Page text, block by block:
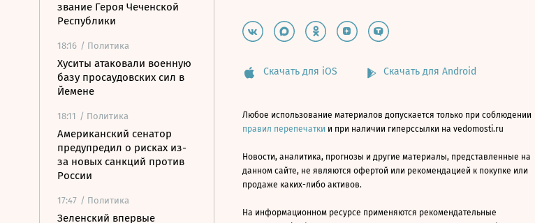
звание Героя Чеченской
Республики
18:16 / Политика
Хуситы атаковали военную
базу просаудовских сил в
Йемене
18:11 / Политика
Американский сенатор
предупредил о рисках из-
за новых санкций против
России
17:47 / Политика
Зеленский впервые
Скачать для iOS Скачать для Android
Любое использование материалов допускается только при соблюдении
правил перепечатки и при наличии гиперссылки на vedomosti.ru
Новости, аналитика, прогнозы и другие материалы, представленные на
данном сайте, не являются офертой или рекомендацией к покупке или
продаже каких-либо активов.
На информационном ресурсе применяются рекомендательные